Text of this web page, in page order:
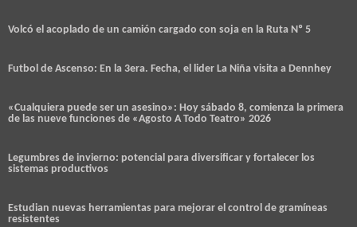
Volcó el acoplado de un camión cargado con soja en la Ruta Nº 5
Futbol de Ascenso: En la 3era. Fecha, el lider La Niña visita a Dennhey
«Cualquiera puede ser un asesino»: Hoy sábado 8, comienza la primera
de las nueve funciones de «Agosto A Todo Teatro» 2026
Legumbres de invierno: potencial para diversificar y fortalecer los
sistemas productivos
Estudian nuevas herramientas para mejorar el control de gramíneas
resistentes